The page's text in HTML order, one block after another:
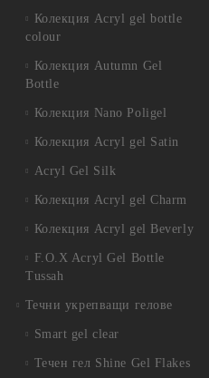
Колекция Acryl gel bottle
colour
Колекция Autumn Gel
Bottle
Колекция Nano Poligel
Колекция Acryl gel Satin
Acryl Gel Silk
Колекция Acryl gel Charm
Колекция Acryl gel Beverly
F.O.X Acryl Gel Bottle
Tussah
Течни укрепващи гелове
Smart gel clear
Течен гел Shine Gel Flakes